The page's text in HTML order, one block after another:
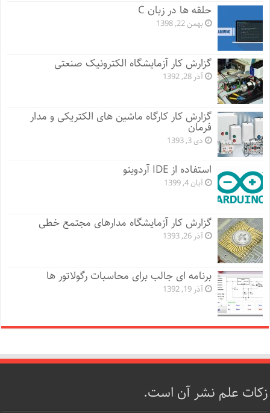
حلقه ها در زبان C
بهمن 22, 1398
گزارش کار آزمایشگاه الکترونیک صنعتی
آذر 28, 1392
گزارش کار کارگاه ماشین های الکتریکی و مدار
فرمان
دی 3, 1393
استفاده از IDE آردوینو
آبان 4, 1399
گزارش کار آزمایشگاه مدارهای مجتمع خطی
آذر 26, 1393
برنامه ای جالب برای محاسبات رگولاتور ها
آذر 19, 1392
زکات علم نشر آن است.